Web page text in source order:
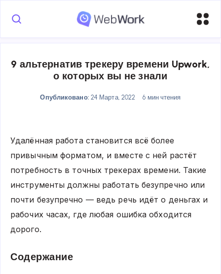
9 альтернатив трекеру времени Upwork,
о которых вы не знали
Опубликовано: 24 Марта, 2022 6 мин чтения
Удалённая работа становится всё более
привычным форматом, и вместе с ней растёт
потребность в точных трекерах времени. Такие
инструменты должны работать безупречно или
почти безупречно — ведь речь идёт о деньгах и
рабочих часах, где любая ошибка обходится
дорого.
Содержание